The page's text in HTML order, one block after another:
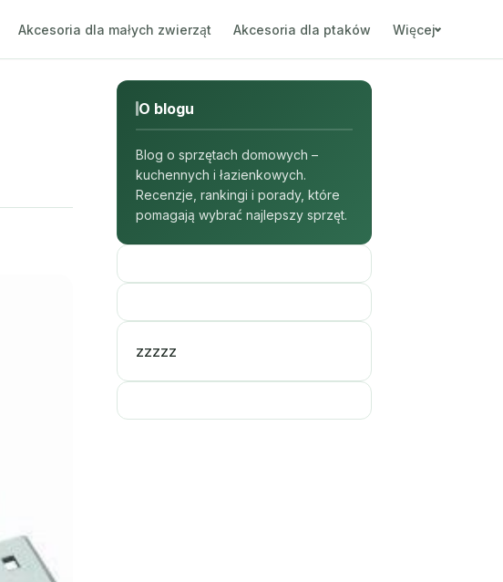
Akcesoria dla małych zwierząt Akcesoria dla ptaków Więcej
O blogu
Blog o sprzętach domowych –
kuchennych i łazienkowych.
Recenzje, rankingi i porady, które
pomagają wybrać najlepszy sprzęt.
zzzzz